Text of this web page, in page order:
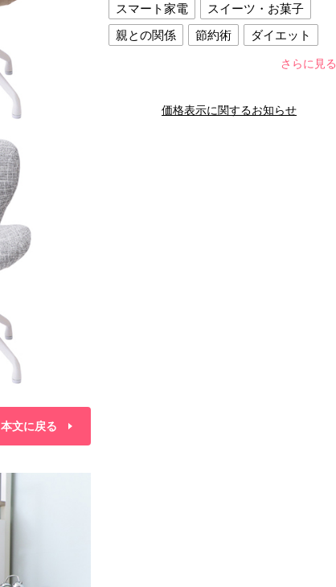
本文に戻る
スマート家電
スイーツ・お菓子
親との関係
節約術
ダイエット
夫との関係
新津春子 どか食い
さらに見る
価格表示に関するお知らせ